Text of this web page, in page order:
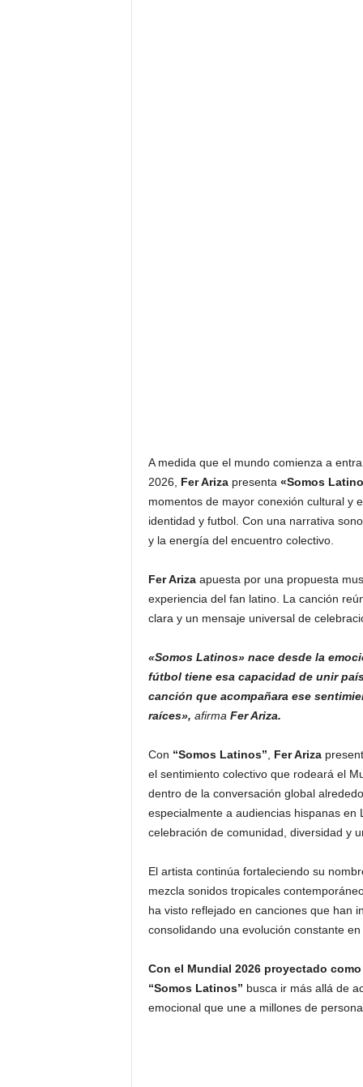
A medida que el mundo comienza a
2026, Fer Ariza presenta «Somos
momentos de mayor conexión cultural y
identidad y futbol. Con una narrativa
y la energía del encuentro colectivo.
Fer Arizaapuesta por una propuesta
experiencia del fan latino. La canción
clara y un mensaje universal de
«Somos Latinos» nace desde la
fútbol tiene esa capacidad de unir
canción que acompañara ese
raíces», afirma Fer Ariza.
Con “Somos Latinos” Fer Ariza
el sentimiento colectivo que rodeará el
dentro de la conversación global
especialmente a audiencias hispanas
celebración de comunidad, diversidad y
El artista continúa fortaleciendo su
mezcla sonidos tropicales
ha visto reflejado en canciones que han
consolidando una evolución constante
Con el Mundial 2026 proyectado
“Somos Latinos” busca ir más allá de
emocional que une a millones de